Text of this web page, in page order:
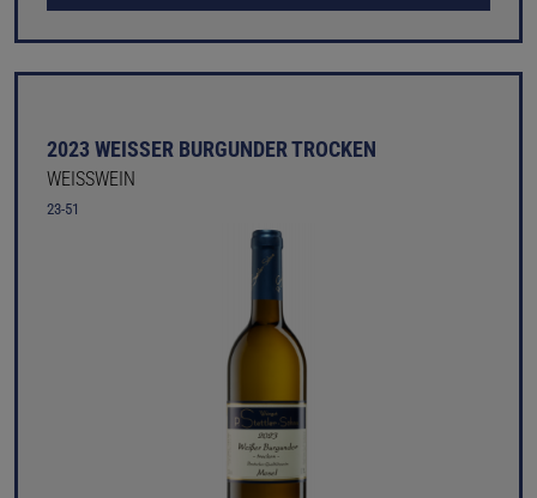
2023 WEISSER BURGUNDER TROCKEN
WEISSWEIN
23-51